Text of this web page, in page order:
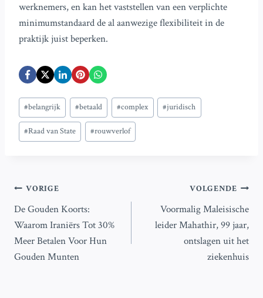
werknemers, en kan het vaststellen van een verplichte
minimumstandaard de al aanwezige flexibiliteit in de
praktijk juist beperken.
Bericht
tags:
#belangrijk #betaald #complex #juridisch
#Raad van State #rouwverlof
Bericht
navigatie
VORIGE
De Gouden Koorts:
Waarom Iraniërs Tot 30%
Meer Betalen Voor Hun
Gouden Munten
VOLGENDE
Voormalig Maleisische
leider Mahathir, 99 jaar,
ontslagen uit het
ziekenhuis